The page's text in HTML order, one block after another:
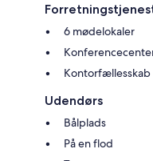
6 mødelokaler
Kontorfællesskab
Udendørs
Bålplads
På en flod